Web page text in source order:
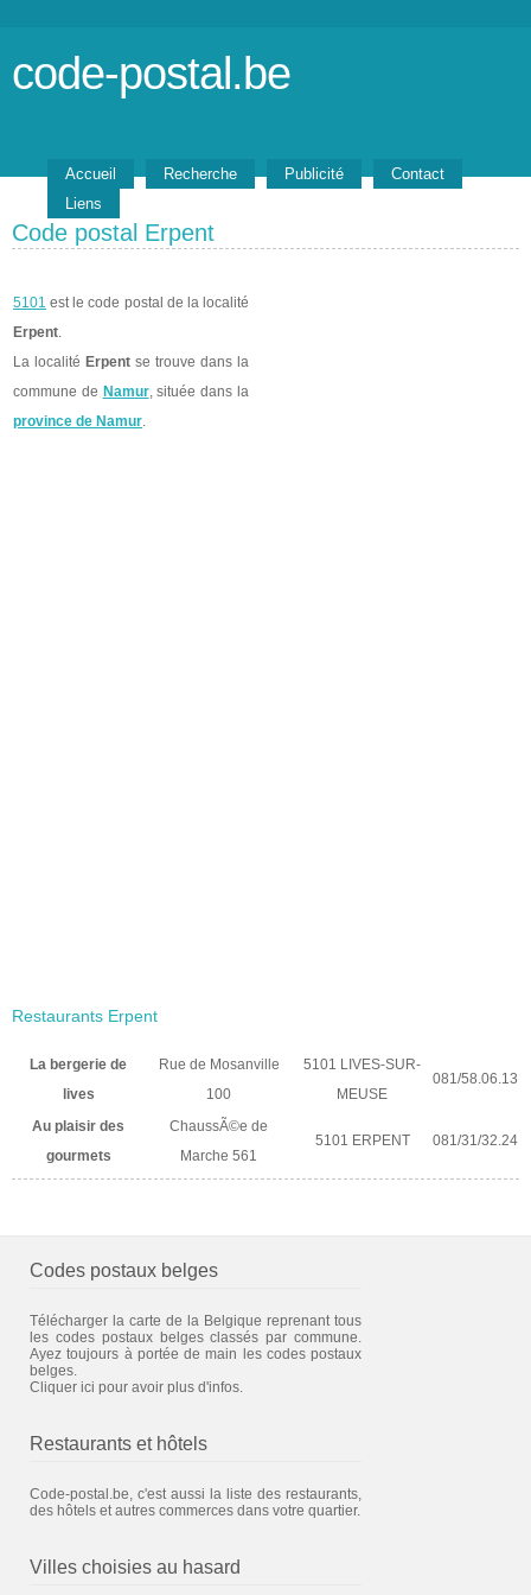
code-postal.be
Accueil Recherche Publicité
Contact
Liens
Code postal Erpent
5101 est le code postal de la localité
Erpent.
La localité Erpent se trouve dans la
commune de Namur, située dans la
province de Namur.
Restaurants Erpent
La bergerie de
lives
Rue de Mosanville
100
5101 LIVES-SUR-
MEUSE
081/58.06.13
Au plaisir des
gourmets
ChaussÃ©e de
Marche 561
5101 ERPENT 081/31/32.24
Codes postaux belges
Télécharger la carte de la Belgique reprenant tous
les codes postaux belges classés par commune.
Ayez toujours à portée de main les codes postaux
belges.
Cliquer ici pour avoir plus d'infos.
Restaurants et hôtels
Code-postal.be, c'est aussi la liste des restaurants,
des hôtels et autres commerces dans votre quartier.
Villes choisies au hasard